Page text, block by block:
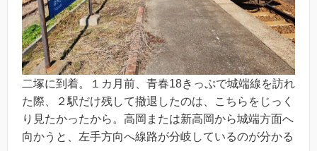
二塚に到着。１カ月前、青春18きっぷで城端線を訪れ
た際、２駅だけ残して撤退したのは、こちらをじっく
り見たかったから。高岡または新高岡から城端方面へ
向かうと、左手方向へ線路が分岐しているのが分かる